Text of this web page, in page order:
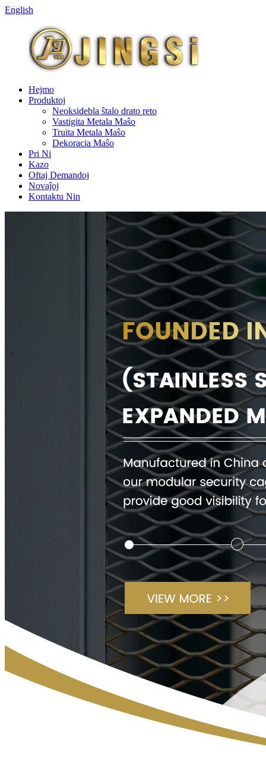
English
Hejmo
Produktoj
Neoksidebla ŝtalo drato reto
Vastigita Metala Maŝo
Truita Metala Maŝo
Dekoracia Maŝo
Pri Ni
Kazo
Oftaj Demandoj
Novaĵoj
Kontaktu Nin